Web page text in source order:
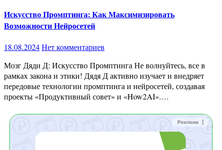
Искусство Промптинга: Как Максимизировать
Возможности Нейросетей
18.08.2024Нет комментариев
Мозг Дяди Д: Искусство Промптинга Не волнуйтесь, все в
рамках закона и этики! Дядя Д активно изучает и внедряет
передовые технологии промптинга и нейросетей, создавая
проекты «Продуктивный совет» и «How2AI».…
Реклама